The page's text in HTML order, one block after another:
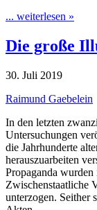
... weiterlesen »
Die große
30. Juli 2019
Raimund Gaebelein
In den letzten
Untersuchungen
die Jahrhunderte
herauszuarbeiten
Propaganda
Zwischenstaatliche
unterzogen. Seither